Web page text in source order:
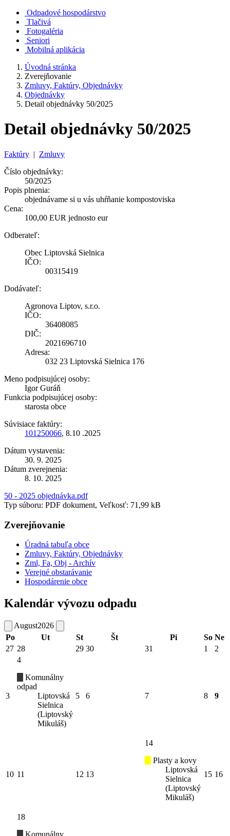
Odpadové hospodárstvo
Tlačivá
Fotogaléria
Seniori
Mobilná aplikácia
Úvodná stránka
Zverejňovanie
Zmluvy, Faktúry, Objednávky
Objednávky
Detail objednávky 50/2025
Detail objednávky 50/2025
Faktúry | Zmluvy
Číslo objednávky:
50/2025
Popis plnenia:
objednávame si u vás uhŕňanie kompostoviska
Cena:
100,00 EUR jednosto eur
Odberateľ:
Obec Liptovská Sielnica
IČO:
00315419
Dodávateľ:
Agronova Liptov, s.r.o.
IČO:
36408085
DIČ:
2021696710
Adresa:
032 23 Liptovská Sielnica 176
Meno podpisujúcej osoby:
Igor Guráň
Funkcia podpisujúcej osoby:
starosta obce
Súvisiace faktúry:
101250066, 8.10 .2025
Dátum vystavenia:
30. 9. 2025
Dátum zverejnenia:
8. 10. 2025
50 - 2025 objednávka.pdf
Typ súboru: PDF dokument, Veľkosť: 71,99 kB
Zverejňovanie
Úradná tabuľa obce
Zmluvy, Faktúry, Objednávky
Zml, Fa, Obj - Archív
Verejné obstarávanie
Hospodárenie obce
Kalendár vývozu odpadu
August2026
Po
Ut St Št Pi So Ne
27 28 29 30 31 1 2
3
4
Komunálny
odpad
Liptovská
Sielnica
(Liptovský
Mikuláš)
5 6 7 8 9
10 11 12 13
14
Plasty a kovy
Liptovská
Sielnica
(Liptovský
Mikuláš)
15 16
18